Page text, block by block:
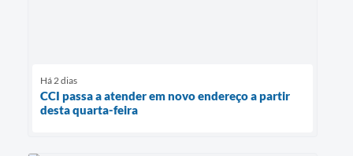
Há 2 dias
CCI passa a atender em novo endereço a partir
desta quarta-feira